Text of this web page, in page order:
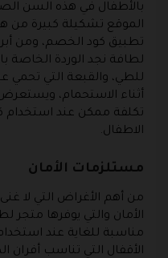
بالأطفال في هذه السن
الموقع تشكيلة كبيرة من
تطبيق كود الخصم، ومن
لطافة نجد الوردة الخاصة
للطي، والقبعة التي تحمي
أثناء الاستحمام،
تكلفة ممكن عند
الاطفال.
مستلزمات الأمان
من أهم الأغراض التي لا
الأمان والتي يوفرها متجر
مناسبة للغاية عند
الأقفال التي تناسب أفران